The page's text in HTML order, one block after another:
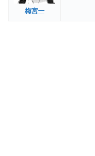
梅宮一